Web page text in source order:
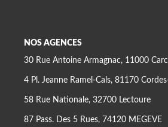
NOS AGENCES
30 Rue Antoine Armagnac, 11000
4 Pl. Jeanne Ramel-Cals, 81170
58 Rue Nationale, 32700 Lectoure
87 Pass. Des 5 Rues, 74120 MEGEVE